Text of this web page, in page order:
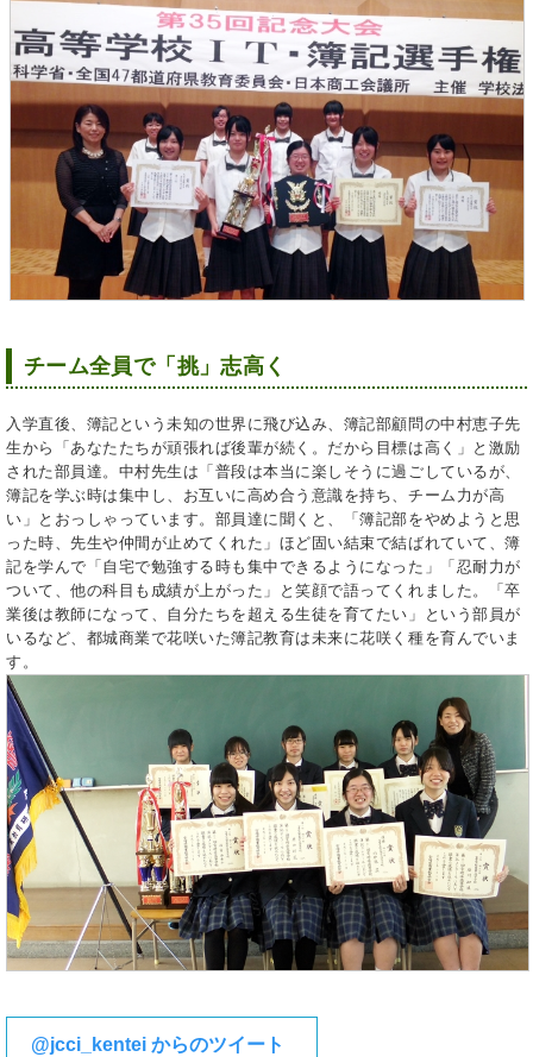
チーム全員で「挑」志高く
入学直後、簿記という未知の世界に飛び込み、簿記部顧問の中村恵子先
生から「あなたたちが頑張れば後輩が続く。だから目標は高く」と激励
された部員達。中村先生は「普段は本当に楽しそうに過ごしているが、
簿記を学ぶ時は集中し、お互いに高め合う意識を持ち、チーム力が高
い」とおっしゃっています。部員達に聞くと、「簿記部をやめようと思
った時、先生や仲間が止めてくれた」ほど固い結束で結ばれていて、簿
記を学んで「自宅で勉強する時も集中できるようになった」「忍耐力が
ついて、他の科目も成績が上がった」と笑顔で語ってくれました。「卒
業後は教師になって、自分たちを超える生徒を育てたい」という部員が
いるなど、都城商業で花咲いた簿記教育は未来に花咲く種を育んでいま
す。
@jcci_kentei からのツイート